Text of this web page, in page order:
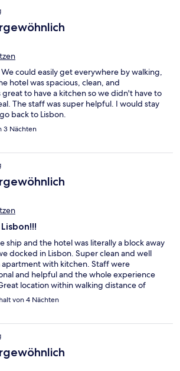
could easily get everywhere by walking,
hotel was spacious, clean, and
to have a kitchen so we didn't have to
The staff was super helpful. I would stay
back to Lisbon.
3 Nächten
ship and the hotel was literally a block away
docked in Lisbon. Super clean and well
with kitchen. Staff were
and helpful and the whole experience
location within walking distance of
in Alfama section of the city. We would
to this apartment hotel the next time we
von 4 Nächten